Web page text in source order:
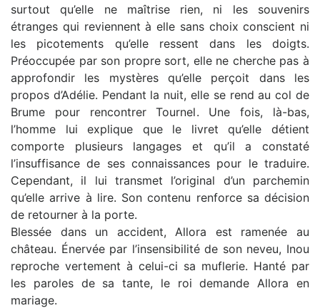
surtout qu’elle ne maîtrise rien, ni les souvenirs
étranges qui reviennent à elle sans choix conscient ni
les picotements qu’elle ressent dans les doigts.
Préoccupée par son propre sort, elle ne cherche pas à
approfondir les mystères qu’elle perçoit dans les
propos d’Adélie. Pendant la nuit, elle se rend au col de
Brume pour rencontrer Tournel. Une fois, là-bas,
l’homme lui explique que le livret qu’elle détient
comporte plusieurs langages et qu’il a constaté
l’insuffisance de ses connaissances pour le traduire.
Cependant, il lui transmet l’original d’un parchemin
qu’elle arrive à lire. Son contenu renforce sa décision
de retourner à la porte.
Blessée dans un accident, Allora est ramenée au
château. Énervée par l’insensibilité de son neveu, Inou
reproche vertement à celui-ci sa muflerie. Hanté par
les paroles de sa tante, le roi demande Allora en
mariage.